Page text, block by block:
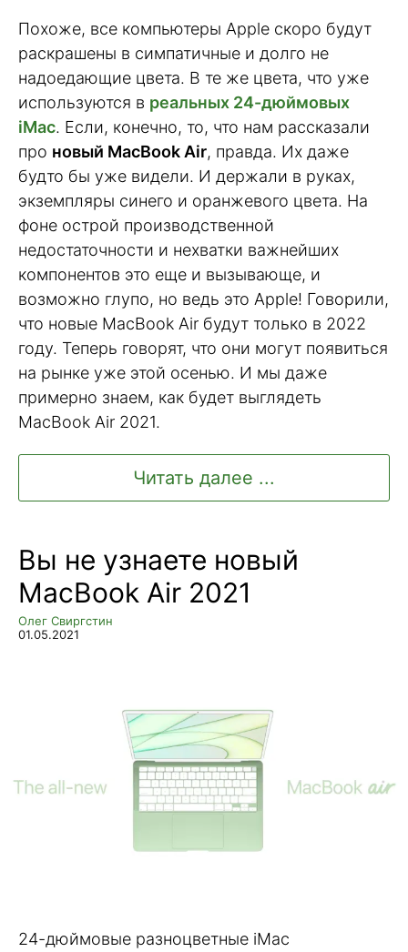
Похоже, все компьютеры Apple скоро будут
раскрашены в симпатичные и долго не
надоедающие цвета. В те же цвета, что уже
используются в реальных 24-дюймовых
iMac. Если, конечно, то, что нам рассказали
про новый MacBook Air, правда. Их даже
будто бы уже видели. И держали в руках,
экземпляры синего и оранжевого цвета. На
фоне острой производственной
недостаточности и нехватки важнейших
компонентов это еще и вызывающе, и
возможно глупо, но ведь это Apple! Говорили,
что новые MacBook Air будут только в 2022
году. Теперь говорят, что они могут появиться
на рынке уже этой осенью. И мы даже
примерно знаем, как будет выглядеть
MacBook Air 2021.
Читать далее ...
Вы не узнаете новый
MacBook Air 2021
Олег Свиргстин
01.05.2021
24-дюймовые разноцветные iMac